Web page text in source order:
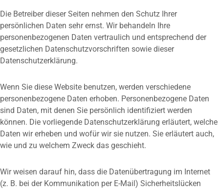
Die Betreiber dieser Seiten nehmen den Schutz Ihrer
persönlichen Daten sehr ernst. Wir behandeln Ihre
personenbezogenen Daten vertraulich und entsprechend der
gesetzlichen Datenschutzvorschriften sowie dieser
Datenschutzerklärung.
Wenn Sie diese Website benutzen, werden verschiedene
personenbezogene Daten erhoben. Personenbezogene Daten
sind Daten, mit denen Sie persönlich identifiziert werden
können. Die vorliegende Datenschutzerklärung erläutert, welche
Daten wir erheben und wofür wir sie nutzen. Sie erläutert auch,
wie und zu welchem Zweck das geschieht.
Wir weisen darauf hin, dass die Datenübertragung im Internet
(z. B. bei der Kommunikation per E-Mail) Sicherheitslücken